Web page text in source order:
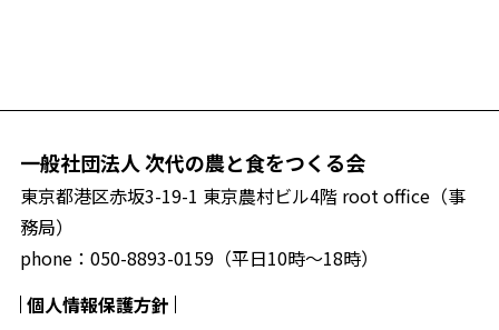
一般社団法人 次代の農と食をつくる会
東京都港区赤坂3-19-1 東京農村ビル4階 root office（事
務局）
phone： 050-8893-0159（平日10時〜18時）
個人情報保護方針